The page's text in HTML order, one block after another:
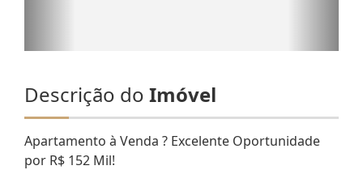
Descrição do Imóvel
Apartamento à Venda ? Excelente Oportunidade
por R$ 152 Mil!